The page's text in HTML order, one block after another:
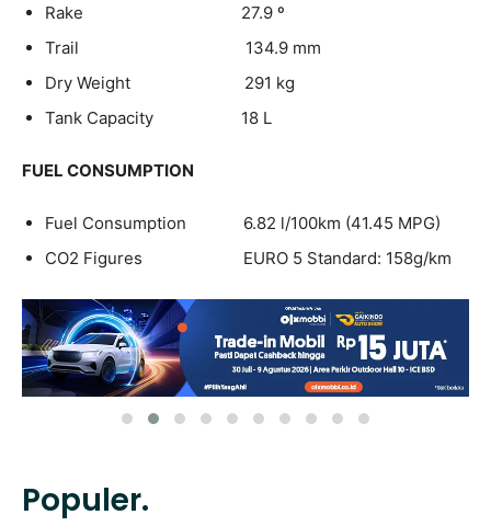
Rake 27.9 º
Trail 134.9 mm
Dry Weight 291 kg
Tank Capacity 18 L
FUEL CONSUMPTION
Fuel Consumption 6.82 l/100km (41.45 MPG)
CO2 Figures EURO 5 Standard: 158g/km
Populer.